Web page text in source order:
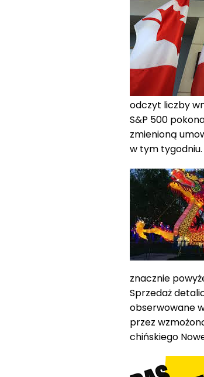
odczyt liczby
S&P 500
zmienioną
w tym tygodniu.
znacznie
Sprzedaż
obserwowane
przez
chińskiego